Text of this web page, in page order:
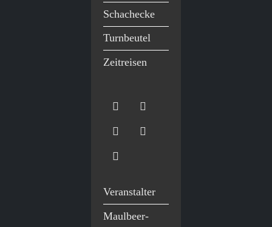
Schachecke
Turnbeutel
Zeitreisen
Veranstalter
Maulbeer-